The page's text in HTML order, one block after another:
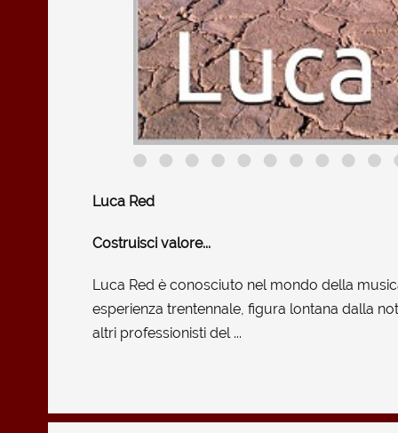
Luca Red
Costruisci valore...
Luca Red è conosciuto nel mondo della
esperienza trentennale, figura lontana dalla
altri professionisti del ...